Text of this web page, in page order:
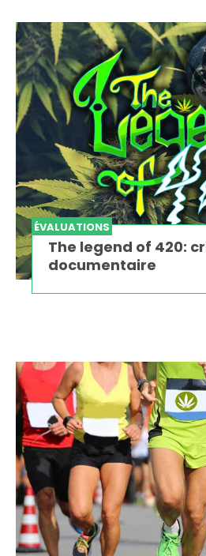
ÉVALUATIONS
The legend of 420:
documentaire